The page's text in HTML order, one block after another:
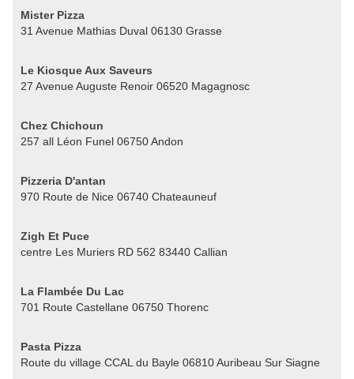
Mister Pizza
31 Avenue Mathias Duval 06130 Grasse
Le Kiosque Aux Saveurs
27 Avenue Auguste Renoir 06520 Magagnosc
Chez Chichoun
257 all Léon Funel 06750 Andon
Pizzeria D'antan
970 Route de Nice 06740 Chateauneuf
Zigh Et Puce
centre Les Muriers RD 562 83440 Callian
La Flambée Du Lac
701 Route Castellane 06750 Thorenc
Pasta Pizza
Route du village CCAL du Bayle 06810 Auribeau Sur Siagne